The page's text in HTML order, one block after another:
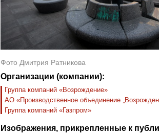
Фото Дмитрия Ратникова
Организации (компании):
Группа компаний «Возрождение»
АО «Производственное объединение
Группа компаний «Газпром»
Изображения, прикрепленные к